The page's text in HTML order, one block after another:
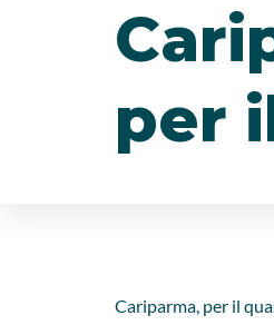
per
Cariparma, per il